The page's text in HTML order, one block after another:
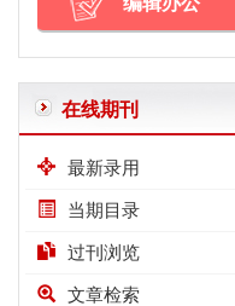
在线期刊
最新录用
当期目录
过刊浏览
文章检索